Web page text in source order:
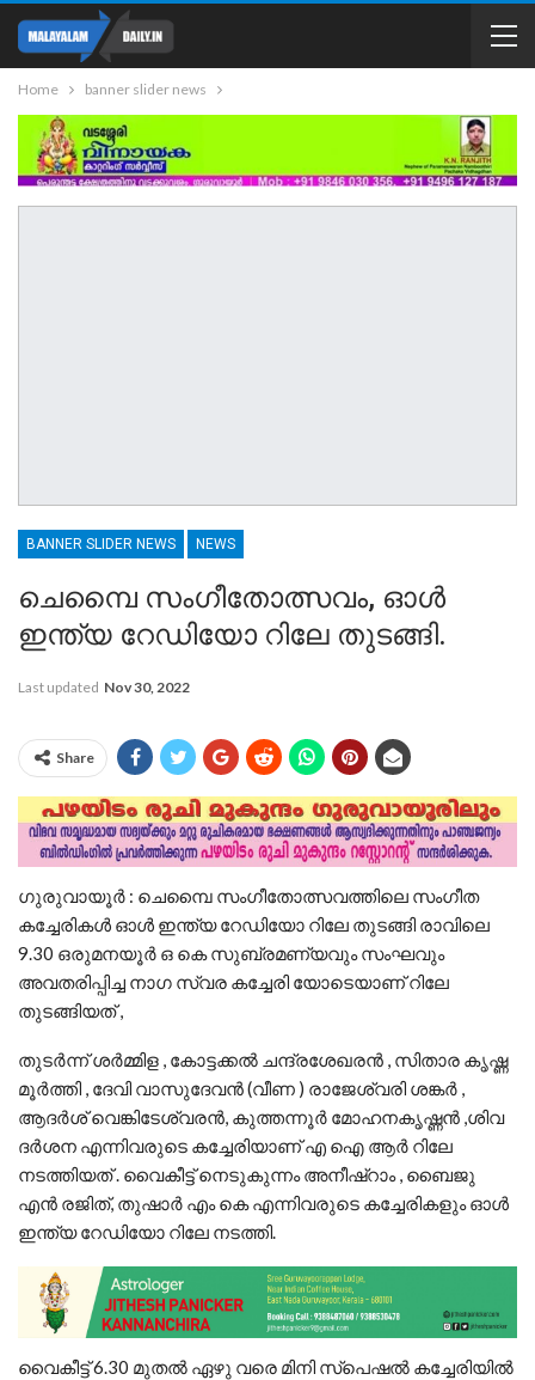
Home banner slider news
BANNER SLIDER NEWS NEWS
ചെമ്പൈ സംഗീതോത്സവം, ഓൾ
ഇന്ത്യ റേഡിയോ റിലേ തുടങ്ങി.
Last updated Nov 30, 2022
Share
ഗുരുവായൂർ : ചെമ്പൈ സംഗീതോത്സവത്തിലെ സംഗീത
കച്ചേരികൾ ഓൾ ഇന്ത്യ റേഡിയോ റിലേ തുടങ്ങി രാവിലെ
9.30 ഒരുമനയൂർ ഒ കെ സുബ്രമണ്യവും സംഘവും
അവതരിപ്പിച്ച നാഗ സ്വര കച്ചേരി യോടെയാണ് റിലേ
തുടങ്ങിയത് ,
തുടർന്ന് ശർമ്മിള , കോട്ടക്കൽ ചന്ദ്രശേഖരൻ , സിതാര കൃഷ്ണ
മൂർത്തി , ദേവി വാസുദേവൻ (വീണ ) രാജേശ്വരി ശങ്കർ ,
ആദർശ് വെങ്കിടേശ്വരൻ, കുത്തന്നൂർ മോഹനകൃഷ്ണൻ ,ശിവ
ദർശന എന്നിവരുടെ കച്ചേരിയാണ് എ ഐ ആർ റിലേ
നടത്തിയത് . വൈകീട്ട് നെടുകുന്നം അനീഷ്‌റാം , ബൈജു
എൻ രജിത്, തുഷാർ എം കെ എന്നിവരുടെ കച്ചേരികളും ഓൾ
ഇന്ത്യ റേഡിയോ റിലേ നടത്തി.
വൈകീട്ട് 6.30 മുതൽ ഏഴു വരെ മിനി സ്‌പെഷൽ കച്ചേരിയിൽ